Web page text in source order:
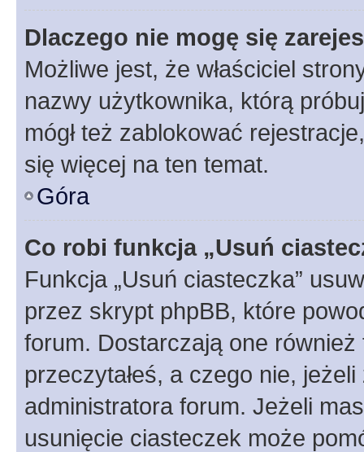
Dlaczego nie mogę się
Możliwe jest, że właściciel
nazwy użytkownika, którą
mógł też zablokować
się więcej na ten temat.
Góra
Co robi funkcja „Usuń
Funkcja „Usuń ciasteczka”
przez skrypt phpBB, które
forum. Dostarczają one
przeczytałeś, a czego nie,
administratora forum. Jeżeli
usunięcie ciasteczek może